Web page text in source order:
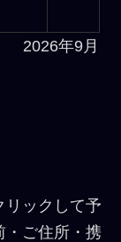
2026年9月
リックして予
・ご住所・携